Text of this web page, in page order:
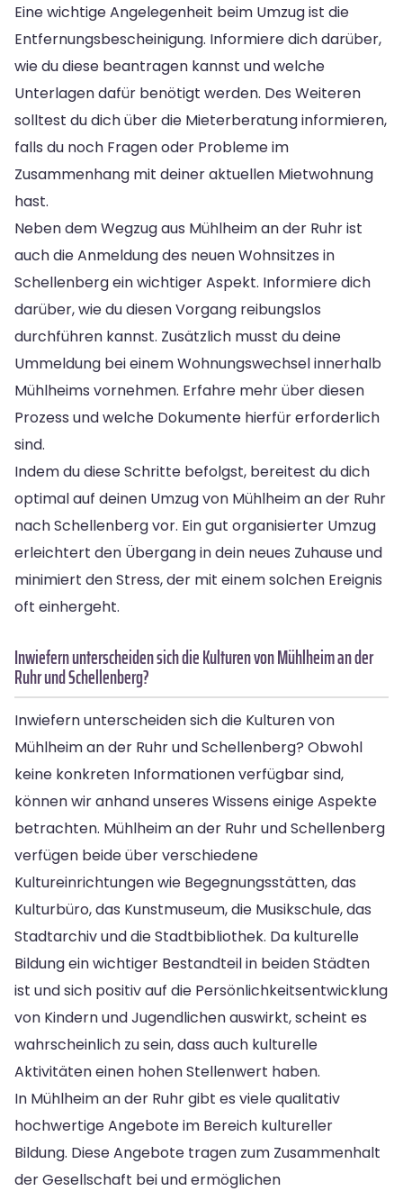
Eine wichtige Angelegenheit beim Umzug ist die
Entfernungsbescheinigung. Informiere dich darüber,
wie du diese beantragen kannst und welche
Unterlagen dafür benötigt werden. Des Weiteren
solltest du dich über die Mieterberatung informieren,
falls du noch Fragen oder Probleme im
Zusammenhang mit deiner aktuellen Mietwohnung
hast.
Neben dem Wegzug aus Mühlheim an der Ruhr ist
auch die Anmeldung des neuen Wohnsitzes in
Schellenberg ein wichtiger Aspekt. Informiere dich
darüber, wie du diesen Vorgang reibungslos
durchführen kannst. Zusätzlich musst du deine
Ummeldung bei einem Wohnungswechsel innerhalb
Mühlheims vornehmen. Erfahre mehr über diesen
Prozess und welche Dokumente hierfür erforderlich
sind.
Indem du diese Schritte befolgst, bereitest du dich
optimal auf deinen Umzug von Mühlheim an der Ruhr
nach Schellenberg vor. Ein gut organisierter Umzug
erleichtert den Übergang in dein neues Zuhause und
minimiert den Stress, der mit einem solchen Ereignis
oft einhergeht.
Inwiefern unterscheiden sich die Kulturen von Mühlheim an der
Ruhr und Schellenberg?
Inwiefern unterscheiden sich die Kulturen von
Mühlheim an der Ruhr und Schellenberg? Obwohl
keine konkreten Informationen verfügbar sind,
können wir anhand unseres Wissens einige Aspekte
betrachten. Mühlheim an der Ruhr und Schellenberg
verfügen beide über verschiedene
Kultureinrichtungen wie Begegnungsstätten, das
Kulturbüro, das Kunstmuseum, die Musikschule, das
Stadtarchiv und die Stadtbibliothek. Da kulturelle
Bildung ein wichtiger Bestandteil in beiden Städten
ist und sich positiv auf die Persönlichkeitsentwicklung
von Kindern und Jugendlichen auswirkt, scheint es
wahrscheinlich zu sein, dass auch kulturelle
Aktivitäten einen hohen Stellenwert haben.
In Mühlheim an der Ruhr gibt es viele qualitativ
hochwertige Angebote im Bereich kultureller
Bildung. Diese Angebote tragen zum Zusammenhalt
der Gesellschaft bei und ermöglichen